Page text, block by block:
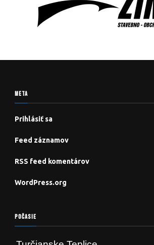
META
Prihlásiť sa
Feed záznamov
RSS feed komentárov
WordPress.org
POČASIE